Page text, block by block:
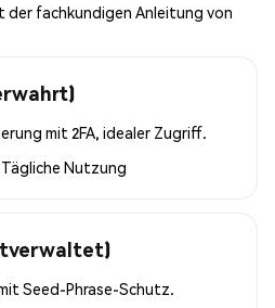
der fachkundigen Anleitung von
mit 2FA, idealer Zugriff.
Tägliche Nutzung
Seed-Phrase-Schutz.